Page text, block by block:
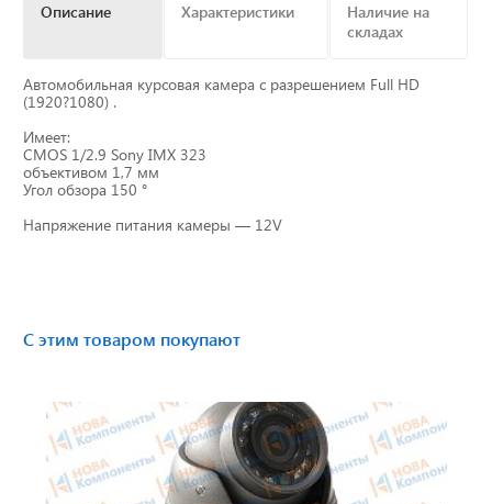
Видеонаблюдение на транспорте
GPS и ГЛОНАСС трекеры
Датчики уровня топлива
GPS/GSM Антенны
Автоклимат
Описание Характеристики
Наличие на
складах
Автомобильная курсовая камера с разрешением Full HD
(1920?1080) .
Имеет:
CMOS 1/2.9 Sony IMX 323
объективом 1,7 мм
Угол обзора 150 °
Напряжение питания камеры — 12V
С этим товаром покупают